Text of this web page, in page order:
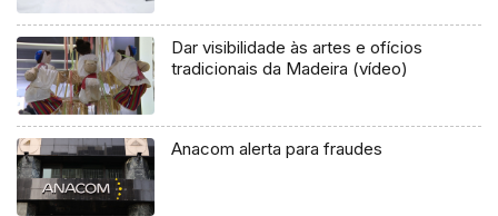
Dar visibilidade às artes e ofícios
tradicionais da Madeira (vídeo)
Anacom alerta para fraudes